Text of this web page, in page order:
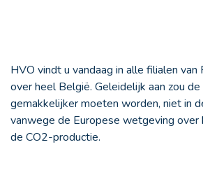
HVO vindt u vandaag in alle filialen van
over heel België. Geleidelijk aan zou
gemakkelijker moeten worden, niet in
vanwege de Europese wetgeving over
de CO2-productie.